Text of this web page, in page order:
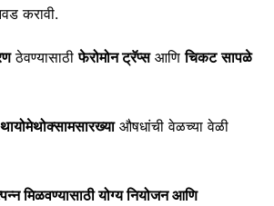
करावी.
ठेवण्यासाठीफेरोमोन ट्रॅप्सआणिचिकट सापळे
थायोमेथोक्सामसारख्याऔषधांची वेळच्या वेळी
मिळवण्यासाठी योग्य नियोजन आणि